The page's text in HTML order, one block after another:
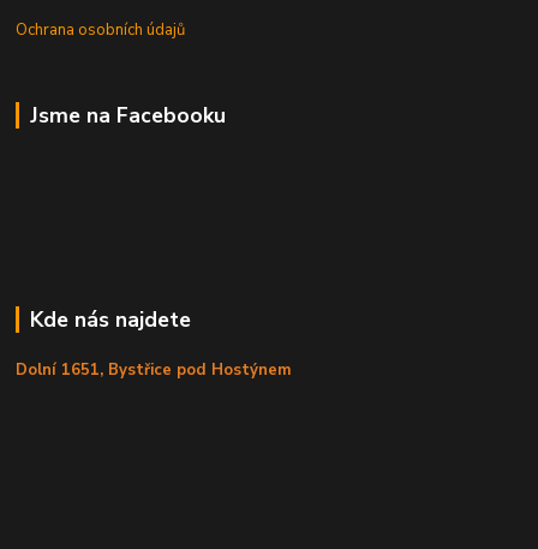
Ochrana osobních údajů
Jsme na Facebooku
Kde nás najdete
Dolní 1651, Bystřice pod Hostýnem